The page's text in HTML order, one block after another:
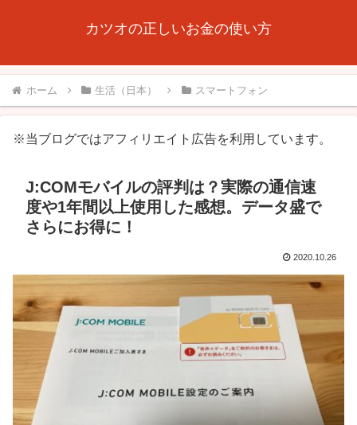
カツオの正しいお金の使い方
ホーム 生活（日本） スマートフォン
※当ブログではアフィリエイト広告を利用しています。
J:COMモバイルの評判は？実際の通信速
度や1年間以上使用した感想。データ盛で
さらにお得に！
2020.10.26